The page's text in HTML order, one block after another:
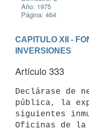
Año: 1975
Página: 464
CAPITULO XII -
INVERSIONES
Artículo 333
Declárase de
pública, la
siguientes
Oficinas de la